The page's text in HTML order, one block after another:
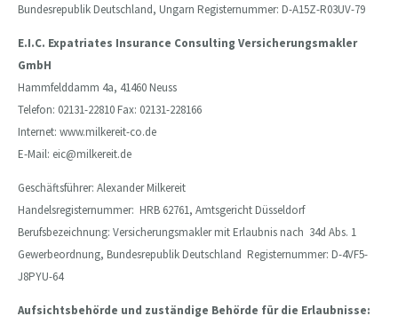
Bundesrepublik Deutschland, Ungarn Registernummer: D-A15Z-R03UV-79
E.I.C. Expatriates Insurance Consulting Versicherungsmakler
GmbH
Hammfelddamm 4a, 41460 Neuss
Telefon: 02131-22810 Fax: 02131-228166
Internet: www.milkereit-co.de
E-Mail: eic@milkereit.de
Geschäftsführer: Alexander Milkereit
Handelsregisternummer: HRB 62761, Amtsgericht Düsseldorf
Berufsbezeichnung: Versicherungsmakler mit Erlaubnis nach 34d Abs. 1
Gewerbeordnung, Bundesrepublik Deutschland Registernummer: D-4VF5-
J8PYU-64
Aufsichtsbehörde und zuständige Behörde für die Erlaubnisse: